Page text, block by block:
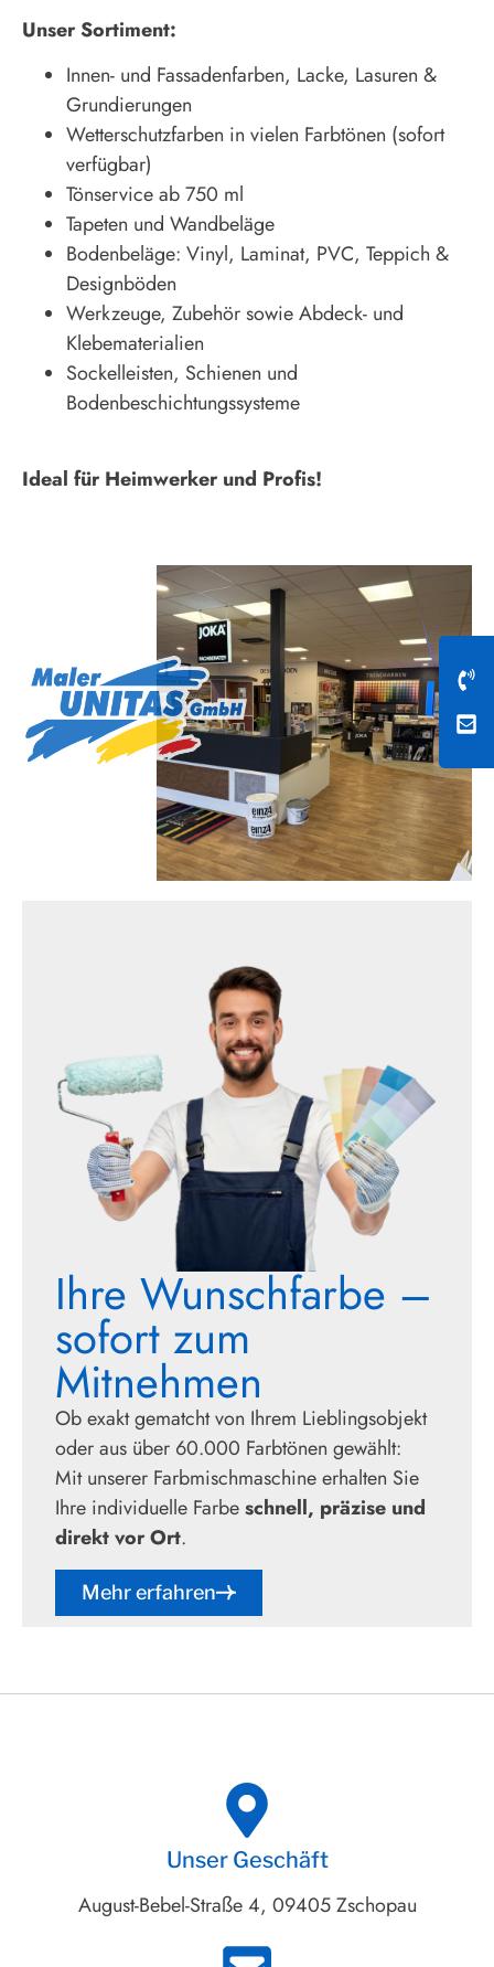
Unser Sortiment:
Innen- und Fassadenfarben, Lacke, Lasuren &
Grundierungen
Wetterschutzfarben in vielen Farbtönen (sofort
verfügbar)
Tönservice ab 750 ml
Tapeten und Wandbeläge
Bodenbeläge: Vinyl, Laminat, PVC, Teppich &
Designböden
Werkzeuge, Zubehör sowie Abdeck- und
Klebematerialien
Sockelleisten, Schienen und
Bodenbeschichtungssysteme
Ideal für Heimwerker und Profis!
Ihre Wunschfarbe –
sofort zum
Mitnehmen
Ob exakt gematcht von Ihrem Lieblingsobjekt
oder aus über 60.000 Farbtönen gewählt:
Mit unserer Farbmischmaschine erhalten Sie
Ihre individuelle Farbeschnell, präzise und
direkt vor Ort.
Mehr erfahren
Unser Geschäft
August-Bebel-Straße 4, 09405 Zschopau